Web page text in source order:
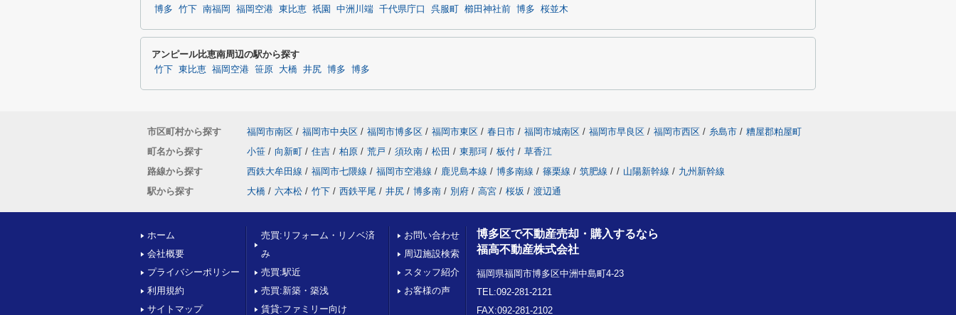
博多 竹下 南福岡 福岡空港 東比恵 祇園 中洲川端 千代県庁口 呉服町 櫛田神社前 博多 桜並木
アンピール比恵南周辺の駅から探す
竹下 東比恵 福岡空港 笹原 大橋 井尻 博多 博多
市区町村から探す 福岡市南区 / 福岡市中央区 / 福岡市博多区 / 福岡市東区 / 春日市 / 福岡市城南区 / 福岡市早良区 / 福岡市西区 / 糸島市 / 糟屋郡粕屋町
町名から探す
小笹 / 向新町 / 住吉 / 柏原 / 荒戸 / 須玖南 / 松田 / 東那珂 / 板付 / 草香江
路線から探す
西鉄大牟田線 / 福岡市七隈線 / 福岡市空港線 / 鹿児島本線 / 博多南線 / 篠栗線 / 筑肥線 / / 山陽新幹線 / 九州新幹線
駅から探す
大橋 / 六本松 / 竹下 / 西鉄平尾 / 井尻 / 博多南 / 別府 / 高宮 / 桜坂 / 渡辺通
ホーム
会社概要
プライバシーポリシー
利用規約
サイトマップ
売買:リフォーム・リノベ済
み
売買:駅近
売買:新築・築浅
賃貸:ファミリー向け
お問い合わせ
周辺施設検索
スタッフ紹介
お客様の声
博多区で不動産売却・購入するなら
福高不動産株式会社
福岡県福岡市博多区中洲中島町4-23
TEL:092-281-2121
FAX:092-281-2102